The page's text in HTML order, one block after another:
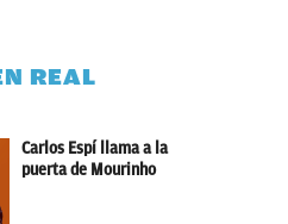
REAL
Carlos Espí llama a la
puerta de Mourinho